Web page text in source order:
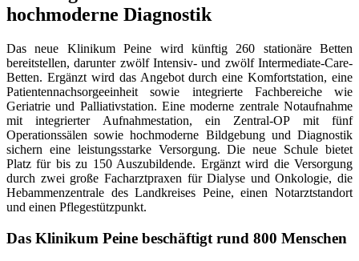
hochmoderne Diagnostik
Das neue Klinikum Peine wird künftig 260 stationäre Betten
bereitstellen, darunter zwölf Intensiv- und zwölf Intermediate-Care-
Betten. Ergänzt wird das Angebot durch eine Komfortstation, eine
Patientennachsorgeeinheit sowie integrierte Fachbereiche wie
Geriatrie und Palliativstation. Eine moderne zentrale Notaufnahme
mit integrierter Aufnahmestation, ein Zentral-OP mit fünf
Operationssälen sowie hochmoderne Bildgebung und Diagnostik
sichern eine leistungsstarke Versorgung. Die neue Schule bietet
Platz für bis zu 150 Auszubildende. Ergänzt wird die Versorgung
durch zwei große Facharztpraxen für Dialyse und Onkologie, die
Hebammenzentrale des Landkreises Peine, einen Notarztstandort
und einen Pflegestützpunkt.
Das Klinikum Peine beschäftigt rund 800 Menschen